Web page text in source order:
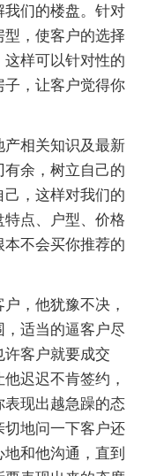
们的楼盘。针对
，使客户的选择
样可以针对性的
，让客户觉得你
相关知识及最新
余，树立自己的
，这样对我们的
点、户型、价格
不会买你推荐的
，他犹豫不决，
适当的逼客户尽
客户就要成交
迟迟不肯签约，
现出越急躁的态
切地问一下客户还
和他沟通，直到